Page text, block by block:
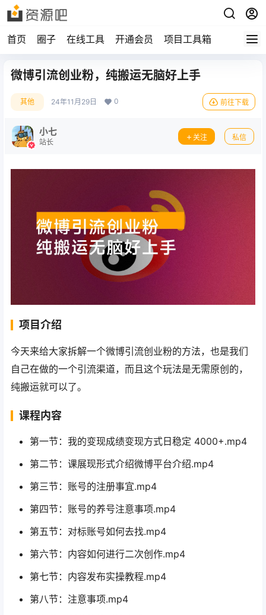
首页 圈子 在线工具 开通会员 项目工具箱
微博引流创业粉，纯搬运无脑好上手
其他 24年11月29日 0 前往下载
小七
站长
关注 私信
项目介绍
今天来给大家拆解一个微博引流创业粉的方法，也是我们
自己在做的一个引流渠道，而且这个玩法是无需原创的，
纯搬运就可以了。
课程内容
第一节：我的变现成绩变现方式日稳定 4000+.mp4
第二节：课展现形式介绍微博平台介绍.mp4
第三节：账号的注册事宜.mp4
第四节：账号的养号注意事项.mp4
第五节：对标账号如何去找.mp4
第六节：内容如何进行二次创作.mp4
第七节：内容发布实操教程.mp4
第八节：注意事项.mp4